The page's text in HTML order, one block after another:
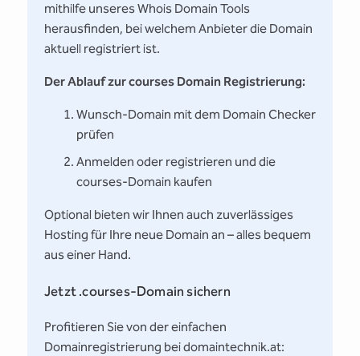
mithilfe unseres Whois Domain Tools
herausfinden, bei welchem Anbieter die Domain
aktuell registriert ist.
Der Ablauf zur courses Domain Registrierung:
Wunsch-Domain mit dem Domain Checker
prüfen
Anmelden oder registrieren und die
courses-Domain kaufen
Optional bieten wir Ihnen auch zuverlässiges
Hosting für Ihre neue Domain an – alles bequem
aus einer Hand.
Jetzt .courses-Domain sichern
Profitieren Sie von der einfachen
Domainregistrierung bei domaintechnik.at: